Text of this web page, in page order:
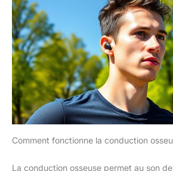
Comment fonctionne la conduction
La conduction osseuse permet au son